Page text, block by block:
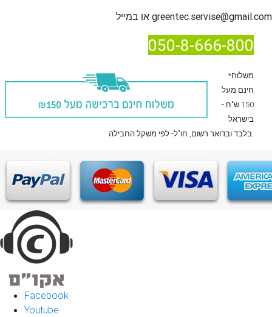
greentec.servise@gmail.com
050-8-666-800
*משלוח
חינם מעל
150 ש"ח -
בישראל
בלבדובדואר רשום , חו"ל- לפי משקל החבילה.
Facebook
Youtube